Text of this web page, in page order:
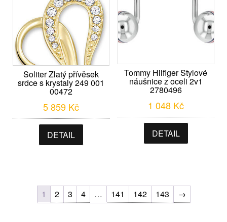
Soliter Zlatý přívěsek
srdce s krystaly 249 001
00472
5 859 Kč
DETAIL
Tommy Hilfiger Stylové
náušnice z oceli 2v1
2780496
1 048 Kč
DETAIL
1 2 3 4 … 141 142 143 →